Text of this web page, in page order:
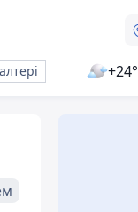
+24°